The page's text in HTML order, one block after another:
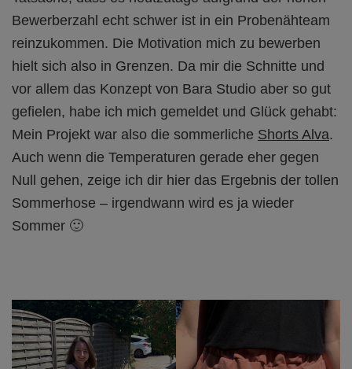
Bewerberzahl echt schwer ist in ein Probenähteam
reinzukommen. Die Motivation mich zu bewerben
hielt sich also in Grenzen. Da mir die Schnitte und
vor allem das Konzept von Bara Studio aber so gut
gefielen, habe ich mich gemeldet und Glück gehabt:
Mein Projekt war also die sommerliche Shorts Alva.
Auch wenn die Temperaturen gerade eher gegen
Null gehen, zeige ich dir hier das Ergebnis der tollen
Sommerhose – irgendwann wird es ja wieder
Sommer 🙂